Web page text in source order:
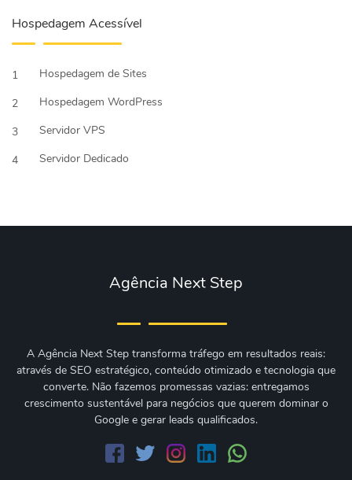
Hospedagem Acessível
1
Hospedagem de Sites
2
Hospedagem WordPress
3
Servidor VPS
4
Servidor Dedicado
Agência Next Step
A Agência Next Step transforma tráfego em resultados reais:
através de SEO estratégico, conteúdo otimizado e tecnologia que
converte. Não fazemos promessas vazias: entregamos
crescimento sustentável para negócios que querem dominar o
Google e gerar leads qualificados.